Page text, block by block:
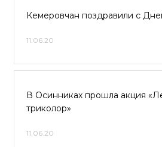
Кемеровчан поздравили с
11.06.20
В Осинниках прошла акция
триколор»
11.06.20